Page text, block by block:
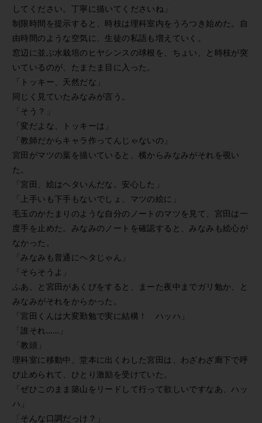
してください。丁寧に描いてくださいね」
制限時間を提示すると、時枝は理科室内をうろつき始めた。自
由時間のような空気に、生徒の私語も増えていく。
窓辺に並ぶ水栽培のヒヤシンスの球根を、ちょい、と時枝が突
いているのが、たまたま目に入った。
「トッキー、天然だな」
同じく見ていたみなみが言う。
「そう？」
「変だよな、トッキーは」
「教師だからキャラ作ってんじゃないの」
宮田がマツの葉を描いていると、横からみなみがそれを覗い
た。
「宮田、絵はヘタいんだな。安心した」
「上手いも下手もないでしょ、マツの絵に」
毛玉のかたまりのような自分のノートのマツを見て、宮田は一
度手を止めた。みなみのノートを確認すると、みなみも絵心が
なかった。
「みなみも普通にヘタじゃん」
「そらそうよ」
ふあ、と宮田があくびをすると、まーた夜中までガリ勉か、と
みなみがそれをからかった。
「宮田くんは大変勤勉で実に結構！ ハッハ」
「誰それ……」
「教頭」
理科室に移動中、堂本に出くわした宮田は、わざわざ廊下で呼
び止められて、ひとり激励を受けていた。
「ぜひこのまま築山をリードして行って欲しいですなあ、ハッ
ハ」
「そんな口調だっけ？」